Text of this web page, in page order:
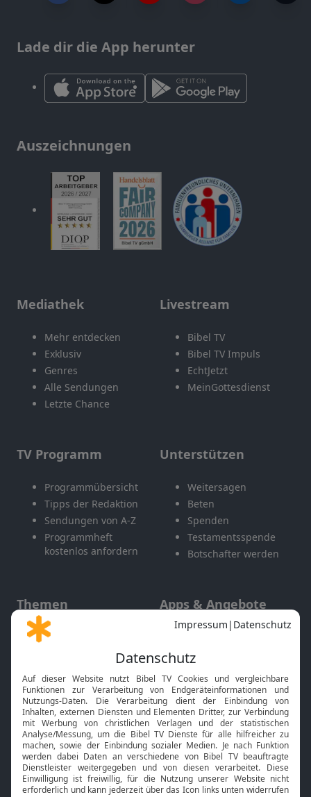
Lade dir die App herunter
Auszeichnungen
Mediathek
Mehr entdecken
Exklusiv
Genres
Alle Sendungen
Letzte Chance
Livestream
Bibel TV
Bibel TV Impuls
EchtJetzt
MeinGottesdienst
TV Programm
Programmübersicht
Tipps der Redaktion
Sendungen von A-Z
Programmheft
kostenlos anfordern
Unterstützen
Weitersagen
Beten
Spenden
Testamentsspende
Botschafter werden
Themen
Gott und Bibel erklärt
Neuigkeiten
Apps & Angebote
Mobile App
Smart TV
HbbTV
Bibelthek Online-Bibel
Nächster Gottesdienst
Bibel TV Service